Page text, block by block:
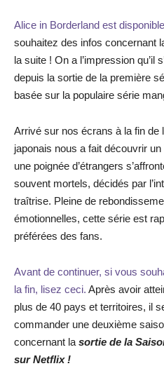
Alice in Borderland est
souhaitez des infos concernant
la suite ! On a l’impression qu’il
depuis la sortie de la première
basée sur la populaire série
Arrivé sur nos écrans à la fin de
japonais nous a fait découvrir
une poignée d’étrangers
souvent mortels, décidés par
traîtrise. Pleine de
émotionnelles, cette série est
préférées des fans.
Avant de continuer, si vous
la fin, lisez ceci. Après avoir
plus de 40 pays et territoires, il
commander une deuxième
concernant la sortie de la
sur Netflix !